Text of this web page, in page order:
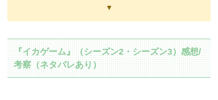
▼
『イカゲーム』（シーズン2・シーズン3）感想/
考察（ネタバレあり）